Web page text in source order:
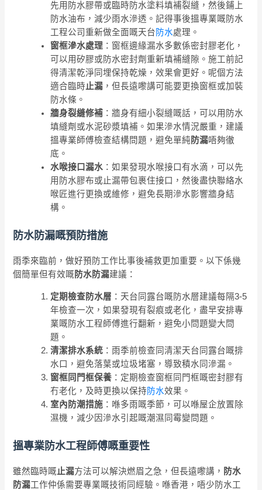
先用防水膠帶或臨時防水塗料填補裂縫，然後鋪上
防水油布，減少雨水滲透。記得事後搵專業嘅防水
工程公司重新做全面嘅天台 防水處理。
窗框滲水處理 ：窗框邊緣漏水多數係密封膠老化，
可以用矽膠或防水密封劑重新填補縫隙。施工前記
得清潔乾淨同埋保持乾燥，效果會更好。呢個方法
適合臨時止漏 ，但長遠嚟講可能要更換窗框或加裝
防水條。
牆身裂縫修補 ：牆身有細小裂縫嘅話，可以用防水
填縫劑或水泥砂漿填補。如果滲水情況嚴重，建議
搵專業師傅檢查結構問題，避免單純防漏唔夠徹
底。
水喉接口漏水 ：如果發現水喉接口有水滴，可以先
用防水膠布或止漏帶包裹住接口，然後盡快聯絡水
喉匠進行更換或維修，避免長期滲水影響牆身結
構。
防水防漏嘅預防措施
雨季來臨前，做好預防工作比事後補救更加重要。以下係幾
個簡單但有效嘅防水防漏建議：
定期檢查防水層 ：天台同露台嘅防水層建議每隔3-5
年檢查一次，如果發現有裂痕或老化，盡早安排專
業嘅防水工程師傅進行翻新，避免小問題變大問
題。
清潔排水系統 ：雨季前檢查同清潔天台同露台嘅排
水口，避免落葉或垃圾堵塞，導致積水同滲漏。
窗框同門框保養 ：定期檢查窗框同門框嘅密封膠有
冇老化，及時更換以保持 防水效果。
室內防潮措施 ：喺多雨嘅季節，可以喺屋企放置除
濕機，減少因滲水引起嘅潮濕同霉變問題。
搵專業防水工程師傅嘅重要性
雖然臨時嘅止漏方法可以解決燃眉之急，但長遠嚟講， 防水
防漏工作仲係需要專業嘅技術同經驗。喺香港，唔少防水工